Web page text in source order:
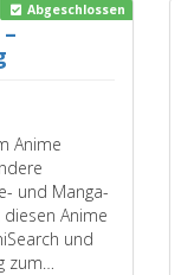
Abgeschlossen
Anime
und Manga-
Anime
und
zum…